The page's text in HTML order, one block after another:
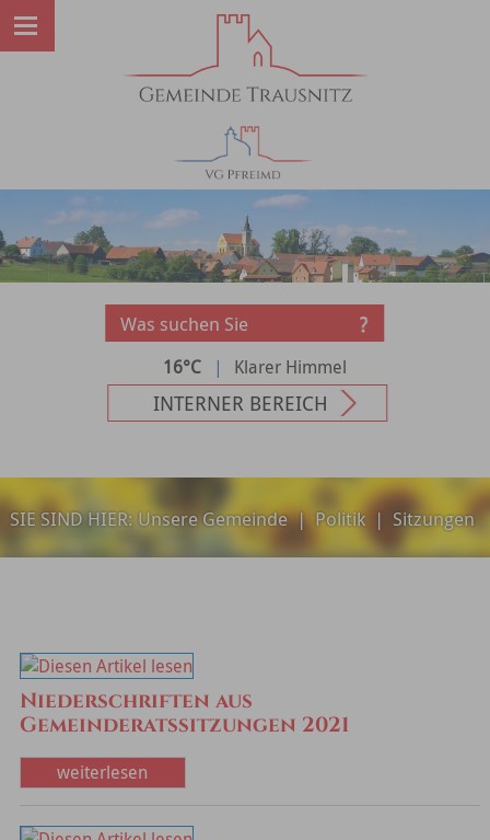
16°C | Klarer Himmel
INTERNER BEREICH
SIE SIND HIER:Unsere Gemeinde| Politik| Sitzungen
Niederschriften aus
Gemeinderatssitzungen 2021
weiterlesen